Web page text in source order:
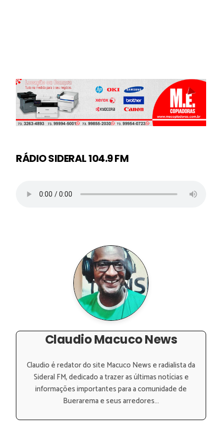
RÁDIO SIDERAL 104.9 FM
Claudio Macuco News
Claudio é redator do site Macuco News e radialista da
Sideral FM, dedicado a trazer as últimas notícias e
informações importantes para a comunidade de
Buerarema e seus arredores...